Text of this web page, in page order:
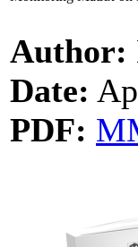
Author:
Date:
PDF: